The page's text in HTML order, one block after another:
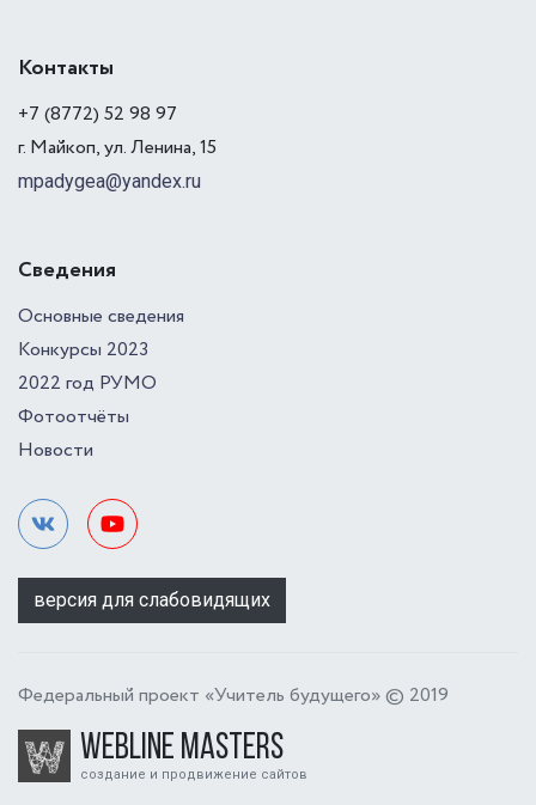
Контакты
+7 (8772) 52 98 97
г. Майкоп, ул. Ленина, 15
mpadygea@yandex.ru
Сведения
Основные сведения
Конкурсы 2023
2022 год РУМО
Фотоотчёты
Новости
версия для слабовидящих
Федеральный проект «Учитель будущего» © 2019
Webline Masters
создание и продвижение сайтов